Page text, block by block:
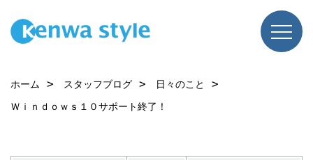
ホーム スタッフブログ
日々のこと
Ｗｉｎｄｏｗｓ１０サポート終了！